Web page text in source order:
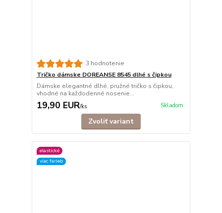
3 hodnotenie
Tričko dámske DOREANSE 8545 dlhé s čipkou
Dámske elegantné dlhé, pružné tričko s čipkou,
vhodné na každodenné nosenie...
19,90 EUR/ks Skladom
Zvoliť variant
elastické
viac farieb